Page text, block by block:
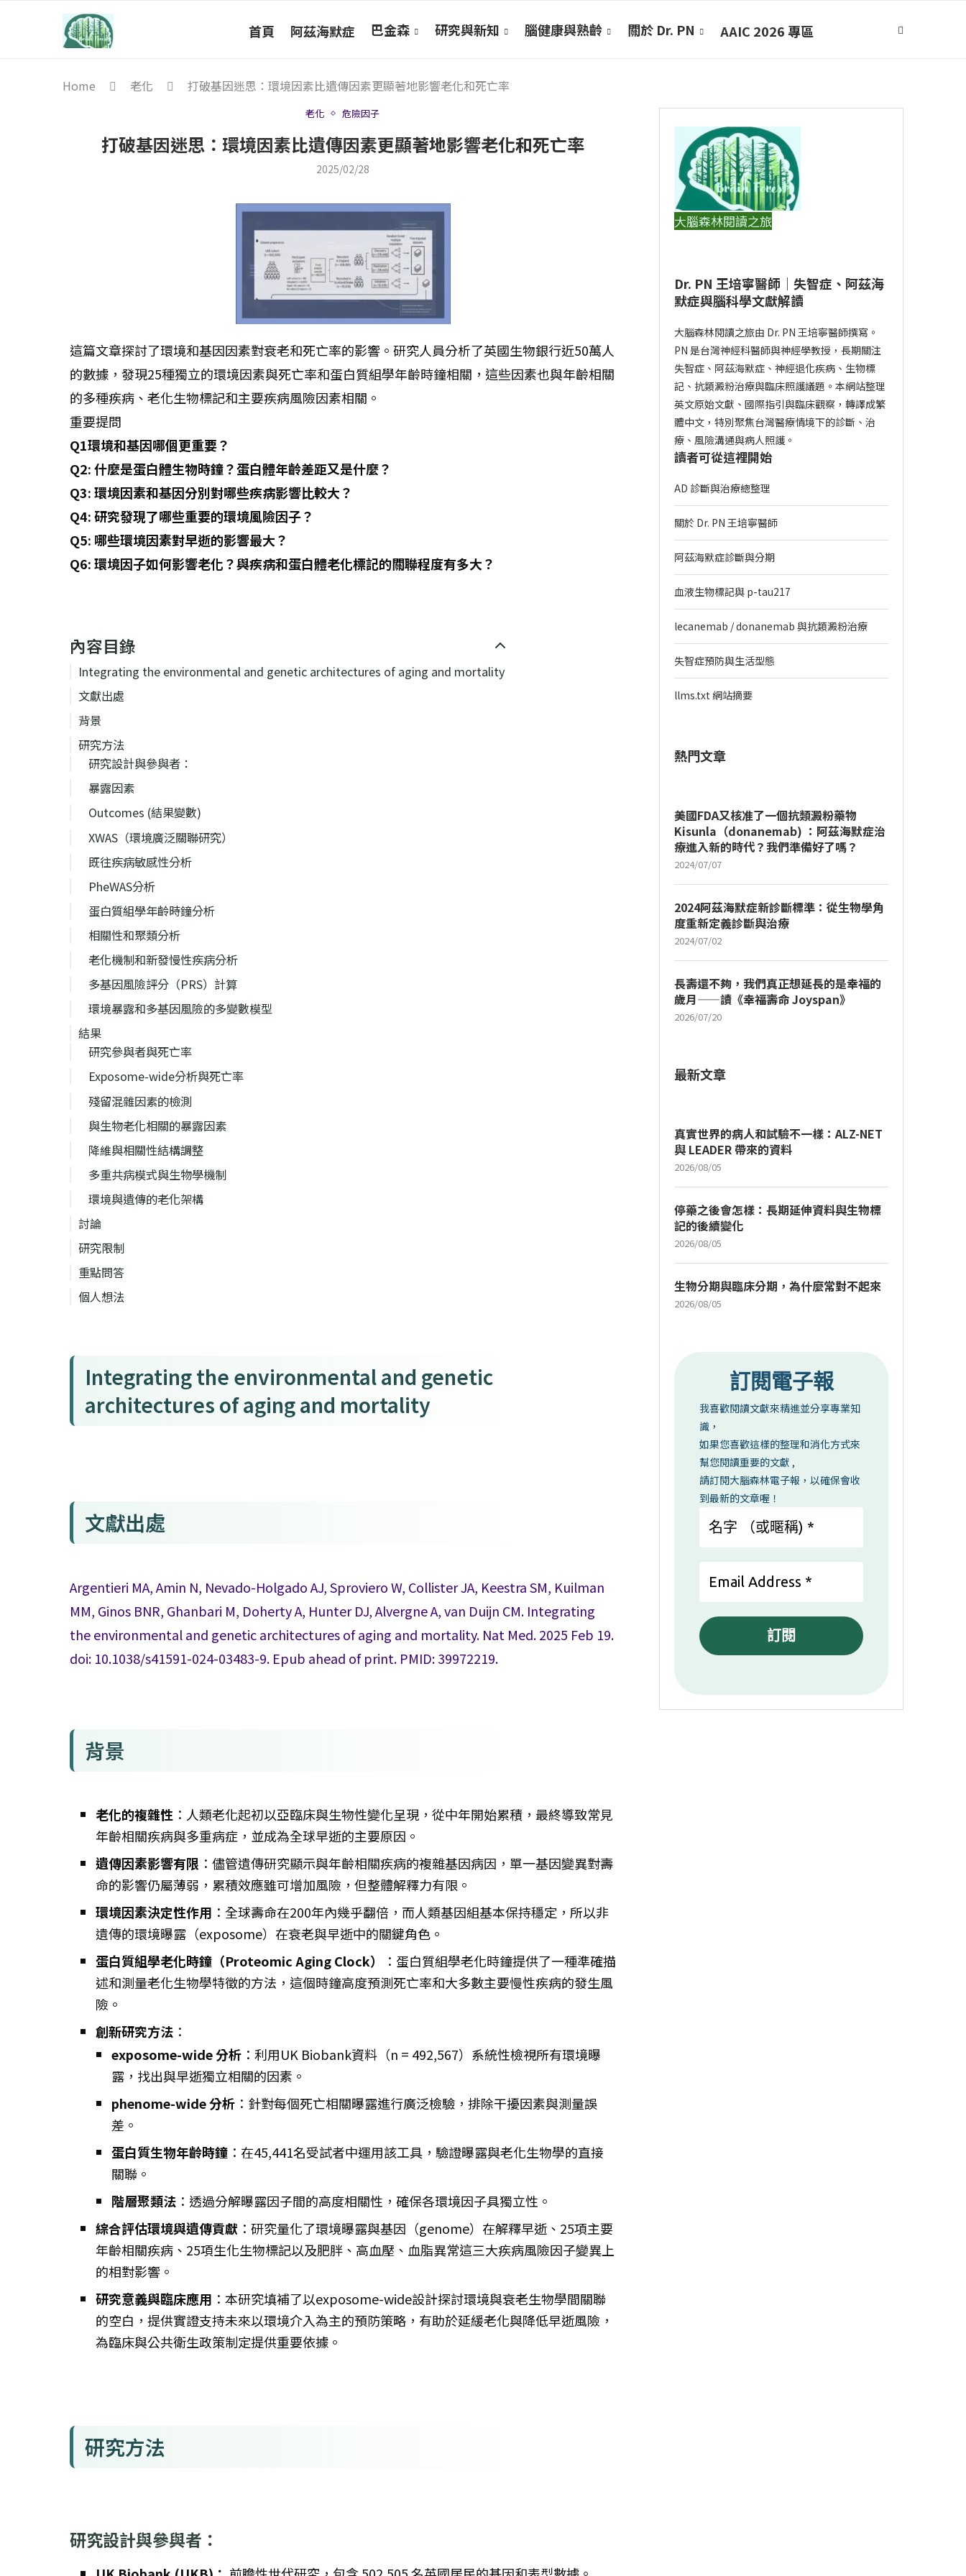
首頁 阿茲海默症 巴金森 研究與新知 腦健康與熟齡 關於 Dr. PN AAIC 2026 專區
Home 老化 打破基因迷思：環境因素比遺傳因素更顯著地影響老化和死亡率
老化 危險因子
打破基因迷思：環境因素比遺傳因素更顯著地影響老化和死亡率
2025/02/28
這篇文章探討了環境和基因因素對衰老和死亡率的影響。研究人員分析了英國生物銀行近50萬人
的數據，發現25種獨立的環境因素與死亡率和蛋白質組學年齡時鐘相關，這些因素也與年齡相關
的多種疾病、老化生物標記和主要疾病風險因素相關。
重要提問
Q1環境和基因哪個更重要？
Q2: 什麼是蛋白體生物時鐘？蛋白體年齡差距又是什麼？
Q3: 環境因素和基因分別對哪些疾病影響比較大？
Q4: 研究發現了哪些重要的環境風險因子？
Q5: 哪些環境因素對早逝的影響最大？
Q6: 環境因子如何影響老化？與疾病和蛋白體老化標記的關聯程度有多大？
內容目錄
Integrating the environmental and genetic architectures of aging and mortality
文獻出處
背景
研究方法
研究設計與參與者：
暴露因素
Outcomes (結果變數)
XWAS（環境廣泛關聯研究）
既往疾病敏感性分析
PheWAS分析
蛋白質組學年齡時鐘分析
相關性和聚類分析
老化機制和新發慢性疾病分析
多基因風險評分（PRS）計算
環境暴露和多基因風險的多變數模型
結果
研究參與者與死亡率
Exposome-wide分析與死亡率
殘留混雜因素的檢測
與生物老化相關的暴露因素
降維與相關性結構調整
多重共病模式與生物學機制
環境與遺傳的老化架構
討論
研究限制
重點問答
個人想法
Integrating the environmental and genetic
architectures of aging and mortality
文獻出處
Argentieri MA, Amin N, Nevado-Holgado AJ, Sproviero W, Collister JA, Keestra SM, Kuilman
MM, Ginos BNR, Ghanbari M, Doherty A, Hunter DJ, Alvergne A, van Duijn CM. Integrating
the environmental and genetic architectures of aging and mortality. Nat Med. 2025 Feb 19.
doi: 10.1038/s41591-024-03483-9. Epub ahead of print. PMID: 39972219.
背景
老化的複雜性 ：人類老化起初以亞臨床與生物性變化呈現，從中年開始累積，最終導致常見
年齡相關疾病與多重病症，並成為全球早逝的主要原因。
遺傳因素影響有限 ：儘管遺傳研究顯示與年齡相關疾病的複雜基因病因，單一基因變異對壽
命的影響仍屬薄弱，累積效應雖可增加風險，但整體解釋力有限。
環境因素決定性作用 ：全球壽命在200年內幾乎翻倍，而人類基因組基本保持穩定，所以非
遺傳的環境曝露（exposome）在衰老與早逝中的關鍵角色。
蛋白質組學老化時鐘（Proteomic Aging Clock）
：蛋白質組學老化時鐘提供了一種準確描
述和測量老化生物學特徵的方法，這個時鐘高度預測死亡率和大多數主要慢性疾病的發生風
險。
創新研究方法 ：
exposome-wide 分析 ：利用UK Biobank資料（n = 492,567）系統性檢視所有環境曝
露，找出與早逝獨立相關的因素。
phenome-wide 分析 ：針對每個死亡相關曝露進行廣泛檢驗，排除干擾因素與測量誤
差。
蛋白質生物年齡時鐘 ：在45,441名受試者中運用該工具，驗證曝露與老化生物學的直接
關聯。
階層聚類法 ：透過分解曝露因子間的高度相關性，確保各環境因子具獨立性。
綜合評估環境與遺傳貢獻 ：研究量化了環境曝露與基因（genome）在解釋早逝、25項主要
年齡相關疾病、25項生化生物標記以及肥胖、高血壓、血脂異常這三大疾病風險因子變異上
的相對影響。
研究意義與臨床應用 ：本研究填補了以exposome-wide設計探討環境與衰老生物學間關聯
的空白，提供實證支持未來以環境介入為主的預防策略，有助於延緩老化與降低早逝風險，
為臨床與公共衛生政策制定提供重要依據。
研究方法
研究設計與參與者：
大腦森林閱讀之旅
Dr. PN 王培寧醫師｜失智症、阿茲海
默症與腦科學文獻解讀
大腦森林閱讀之旅由 Dr. PN 王培寧醫師撰寫。
PN 是台灣神經科醫師與神經學教授，長期關注
失智症、阿茲海默症、神經退化疾病、生物標
記、抗類澱粉治療與臨床照護議題。本網站整理
英文原始文獻、國際指引與臨床觀察，轉譯成繁
體中文，特別聚焦台灣醫療情境下的診斷、治
療、風險溝通與病人照護。
讀者可從這裡開始
AD 診斷與治療總整理
關於 Dr. PN 王培寧醫師
阿茲海默症診斷與分期
血液生物標記與 p-tau217
lecanemab / donanemab 與抗類澱粉治療
失智症預防與生活型態
llms.txt 網站摘要
熱門文章
美國FDA又核准了一個抗類澱粉藥物
Kisunla（donanemab) ：阿茲海默症治
療進入新的時代？我們準備好了嗎？
2024/07/07
2024阿茲海默症新診斷標準：從生物學角
度重新定義診斷與治療
2024/07/02
長壽還不夠，我們真正想延長的是幸福的
歲月——讀《幸福壽命 Joyspan》
2026/07/20
最新文章
真實世界的病人和試驗不一樣：ALZ-NET
與 LEADER 帶來的資料
2026/08/05
停藥之後會怎樣：長期延伸資料與生物標
記的後續變化
2026/08/05
生物分期與臨床分期，為什麼常對不起來
2026/08/05
訂閱電子報
我喜歡閱讀文獻來精進並分享專業知
識，
如果您喜歡這樣的整理和消化方式來
幫您閱讀重要的文獻 ,
請訂閱大腦森林電子報，以確保會收
到最新的文章喔！